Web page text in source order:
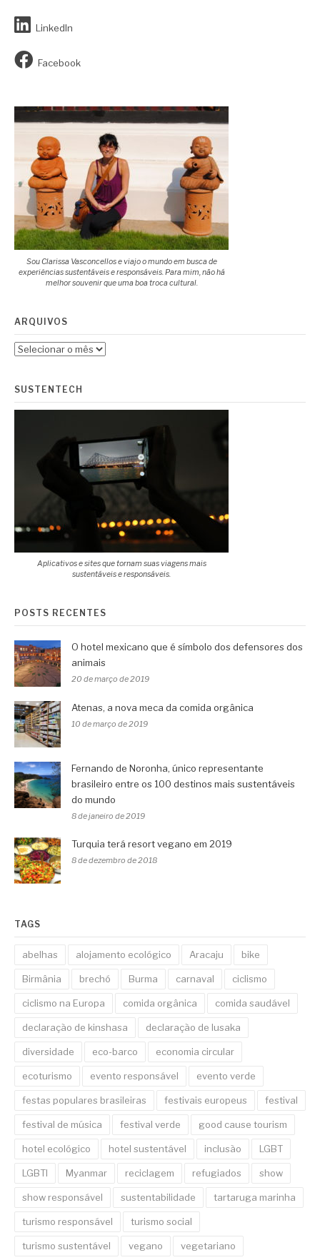
LinkedIn
Facebook
Sou Clarissa Vasconcellos e viajo o mundo em busca de
experiências sustentáveis e responsáveis. Para mim, não há
melhor souvenir que uma boa troca cultural.
ARQUIVOS
Arquivos
SUSTENTECH
Aplicativos e sites que tornam suas viagens mais
sustentáveis e responsáveis.
POSTS RECENTES
O hotel mexicano que é símbolo dos defensores dos
animais
20 de março de 2019
Atenas, a nova meca da comida orgânica
10 de março de 2019
Fernando de Noronha, único representante
brasileiro entre os 100 destinos mais sustentáveis
do mundo
8 de janeiro de 2019
Turquia terá resort vegano em 2019
8 de dezembro de 2018
TAGS
abelhas alojamento ecológico Aracaju bike
Birmânia brechó Burma carnaval ciclismo
ciclismo na Europa comida orgânica comida saudável
declaração de kinshasa declaração de lusaka
diversidade eco-barco economia circular
ecoturismo evento responsável evento verde
festas populares brasileiras festivais europeus festival
festival de música festival verde good cause tourism
hotel ecológico hotel sustentável inclusão LGBT
LGBTI Myanmar reciclagem refugiados show
show responsável sustentabilidade tartaruga marinha
turismo responsável turismo social
turismo sustentável vegano vegetariano